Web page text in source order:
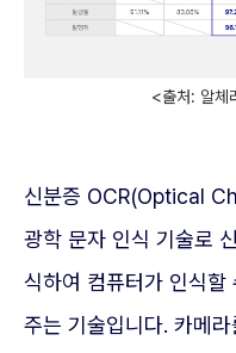
<출처: 알체
신분증 OCR(Optical
광학 문자 인식 기술로
식하여 컴퓨터가 인식할
주는 기술입니다. 카메